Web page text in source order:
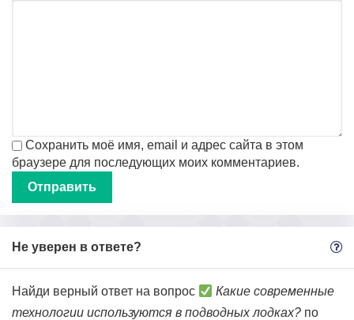
Сохранить моё имя, email и адрес сайта в этом
браузере для последующих моих комментариев.
Не уверен в ответе?
Найди верный ответ на вопрос
Какие современные
технологии используются в подводных лодках? по